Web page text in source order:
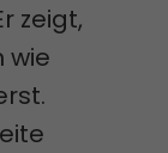
zeigt,
wie